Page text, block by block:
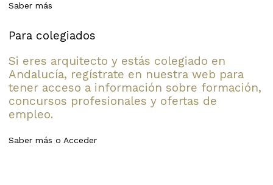
Saber más
Para colegiados
Si eres arquitecto y estás colegiado en
Andalucía, regístrate en nuestra web para
tener acceso a información sobre formación,
concursos profesionales y ofertas de
empleo.
Saber más o Acceder